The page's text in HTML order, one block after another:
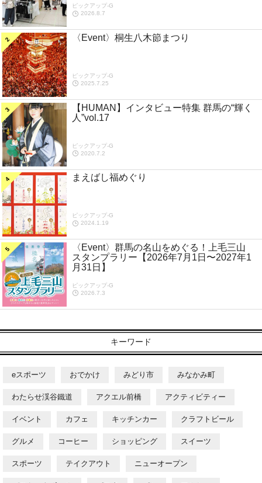
ピックアップ-G
2026.8.7
〈Event〉桐生八木節まつり
ピックアップ-G
2025.7.25
【HUMAN】インタビュー特集 群馬の“輝く
人”vol.17
ピックアップ-G
2020.7.2
まえばし福めぐり
ピックアップ-G
2024.1.19
〈Event〉群馬の名山をめぐる！上毛三山
スタンプラリー【2026年7月1日〜2027年1
月31日】
ピックアップ-G
2026.7.3
キーワード
eスポーツ おでかけ みどり市 みなかみ町
わたらせ渓谷鐵道 アクエル前橋 アクティビティー
イベント カフェ キッチンカー クラフトビール
グルメ コーヒー ショッピング スイーツ
スポーツ テイクアウト ニューオープン